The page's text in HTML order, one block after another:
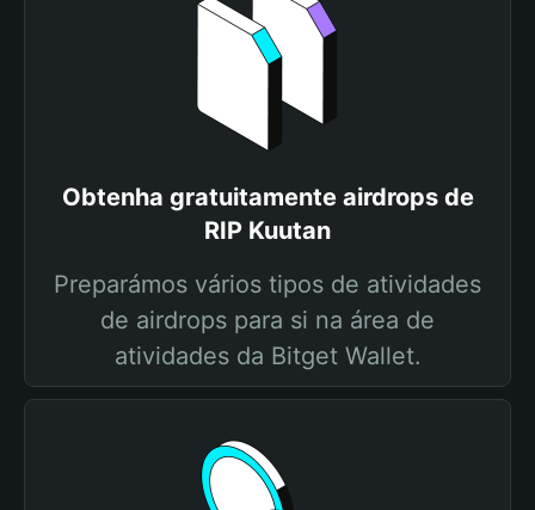
Obtenha gratuitamente airdrops de
RIP Kuutan
Preparámos vários tipos de atividades
de airdrops para si na área de
atividades da Bitget Wallet.